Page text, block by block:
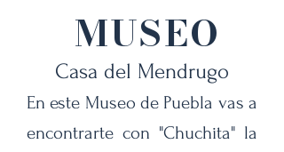
MUSEO
Casa del Mendrugo
En este Museo de Puebla vas a
encontrarte con "Chuchita" la